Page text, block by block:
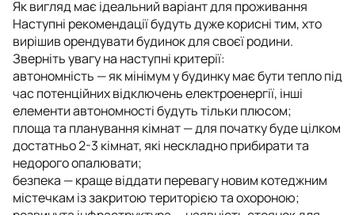
Як вигляд має ідеальний варіант для проживання
Наступні рекомендації будуть дуже корисні тим, хто
вирішив орендувати будинок для своєї родини.
Зверніть увагу на наступні критерії:
автономність — як мінімум у будинку має бути тепло під
час потенційних відключень електроенергії, інші
елементи автономності будуть тільки плюсом;
площа та планування кімнат — для початку буде цілком
достатньо 2-3 кімнат, які нескладно прибирати та
недорого опалювати;
безпека — краще віддати перевагу новим котеджним
містечкам із закритою територією та охороною;